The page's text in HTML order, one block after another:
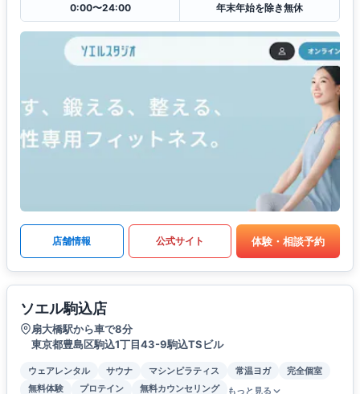
0:00〜24:00
年末年始を除き無休
店舗情報 公式サイト 体験・相談予約
ソエル駒込店
扇大橋駅から車で8分
東京都豊島区駒込1丁目43-9駒込TSビル
ウェアレンタル サウナ マシンピラティス 常温ヨガ
完全個室
無料体験
プロテイン 無料カウンセリング もっと見る